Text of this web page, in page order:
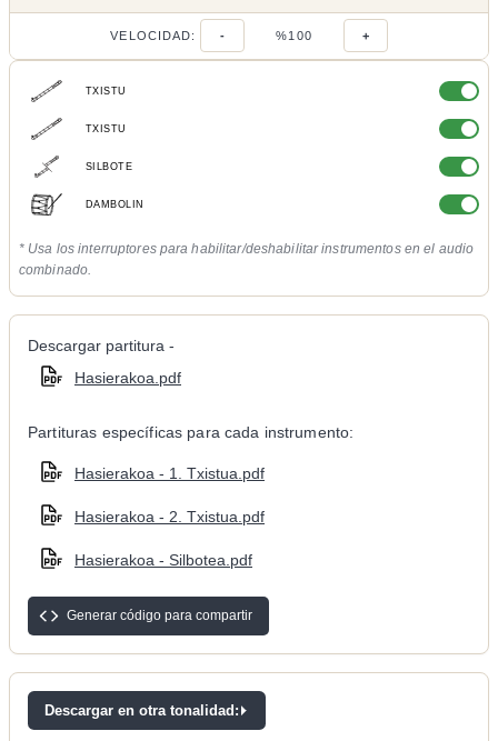
VELOCIDAD: - %100 +
TXISTU
TXISTU
SILBOTE
DAMBOLIN
* Usa los interruptores para habilitar/deshabilitar instrumentos en el audio
combinado.
Descargar partitura -
Hasierakoa.pdf
Partituras específicas para cada instrumento:
Hasierakoa - 1. Txistua.pdf
Hasierakoa - 2. Txistua.pdf
Hasierakoa - Silbotea.pdf
Generar código para compartir
Descargar en otra tonalidad: